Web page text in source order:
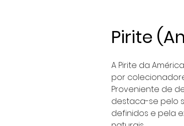
Pirite
A Pirite da
por
Proveniente de
destaca-se pelo
definidos e pela